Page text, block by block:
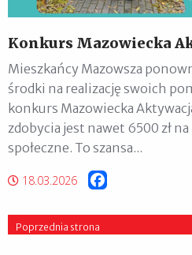
Konkurs Mazowiecka
Mieszkańcy Mazowsza
środki na realizację swoich
konkurs Mazowiecka
zdobycia jest nawet 6500 zł
społeczne. To szansa...
18.03.2026
Poprzednia strona